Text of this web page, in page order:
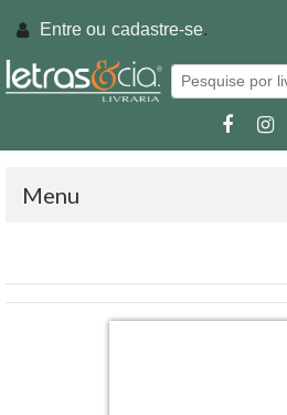
Entre ou cadastre-se.
Menu